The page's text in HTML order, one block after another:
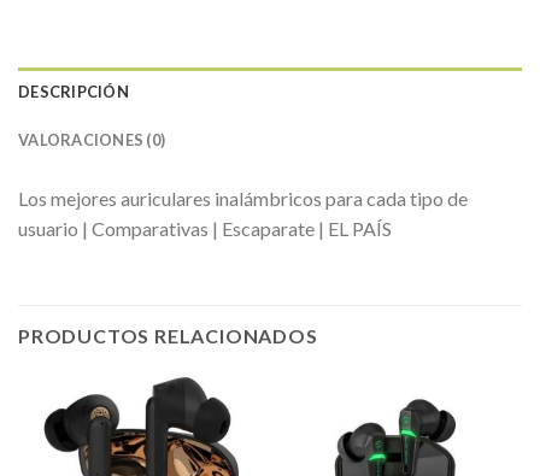
DESCRIPCIÓN
VALORACIONES (0)
Los mejores auriculares inalámbricos para cada tipo de
usuario | Comparativas | Escaparate | EL PAÍS
PRODUCTOS RELACIONADOS